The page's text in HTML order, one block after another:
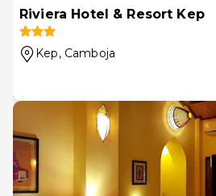
Riviera Hotel & Resort Kep
Kep, Camboja